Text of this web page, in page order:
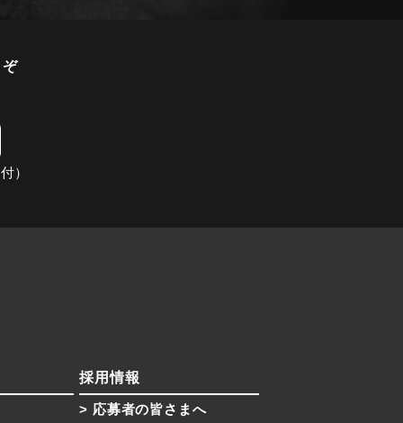
ぞ
）
採用情報
応募者の皆さまへ